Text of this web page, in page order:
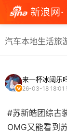
新浪网·
汽车本地生活旅
来一杯冰阔乐
26-03-18 18:01
#苏新皓团综古
OMG又能看到